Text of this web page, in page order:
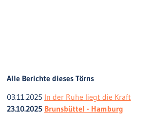
Alle Berichte dieses Törns
03.11.2025 In der Ruhe liegt die Kraft
23.10.2025 Brunsbüttel - Hamburg